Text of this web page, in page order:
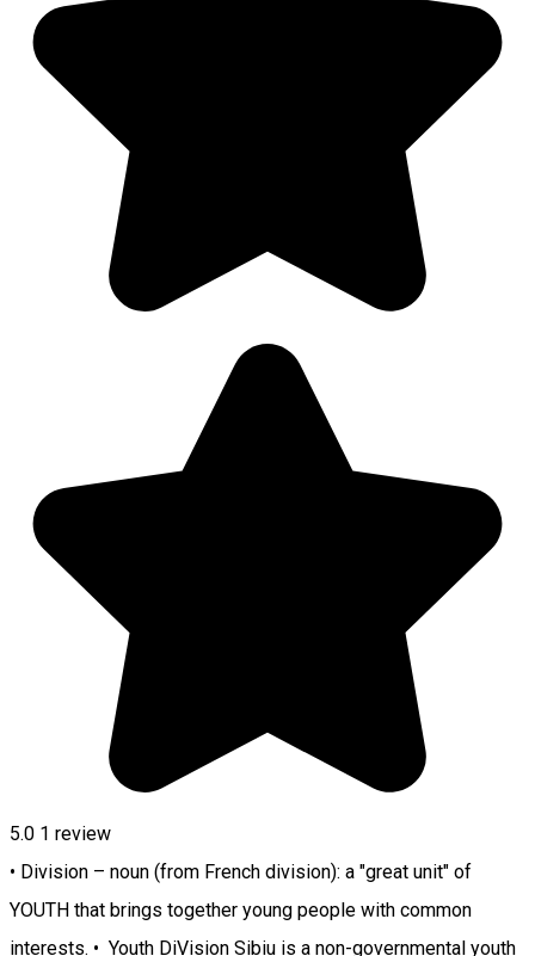
5.0 1 review
• Division – noun (from French division): a "great unit" of
YOUTH that brings together young people with common
interests. • Youth DiVision Sibiu is a non-governmental youth